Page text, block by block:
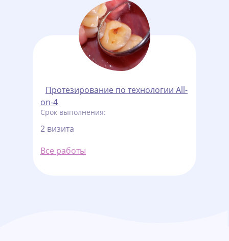
Протезирование по технологии All-
on-4
Срок выполнения:
2 визита
Все работы